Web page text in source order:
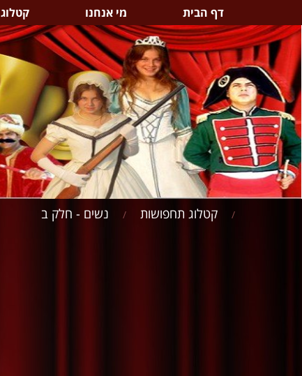
דף הבית מי אנחנו קטלוג
/ קטלוג תחפושות / נשים - חלק ב